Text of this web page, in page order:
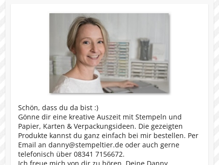
Schön, dass du da bist :)
Gönne dir eine kreative Auszeit mit Stempeln und
Papier, Karten & Verpackungsideen. Die gezeigten
Produkte kannst du ganz einfach bei mir bestellen. Per
Email an danny@stempeltier.de oder auch gerne
telefonisch über 08341 7156672.